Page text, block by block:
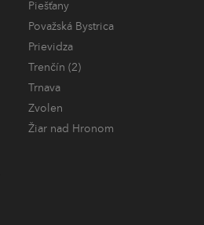
Piešťany
Považská Bystrica
Prievidza
Trenčín (2)
Trnava
Zvolen
Žiar nad Hronom